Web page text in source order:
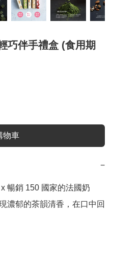
巧伴手禮盒 (食用期
物車
−
暢銷 150 國家的法國奶
濃郁的茶韻清香，在口中回